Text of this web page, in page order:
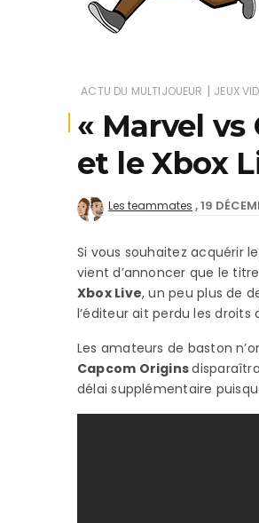
ACTU DU MULTIJOUEUR | JEUX
« Marvel
et le Xbox
Les teammates 19
Si vous souhaitez acquérir
vient d’annoncer que le
Xbox Live, un peu plus de
l’éditeur ait perdu les droits
Les amateurs de baston
Capcom Origins
délai supplémentaire